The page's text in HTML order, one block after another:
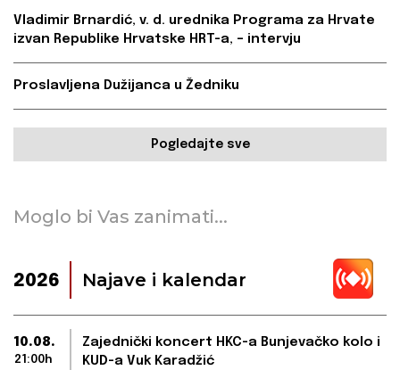
Vladimir Brnardić, v. d. urednika Programa za Hrvate
izvan Republike Hrvatske HRT-a, – intervju
Proslavljena Dužijanca u Žedniku
Pogledajte sve
Moglo bi Vas zanimati...
2026 Najave i kalendar
10.08.
21:00h
Zajednički koncert HKC-a Bunjevačko kolo i
KUD-a Vuk Karadžić